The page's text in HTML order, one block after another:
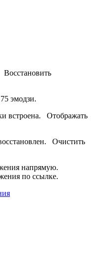
Восстановить
эмодзи.
встроена. Отображать
Очистить
напрямую.
по ссылке.